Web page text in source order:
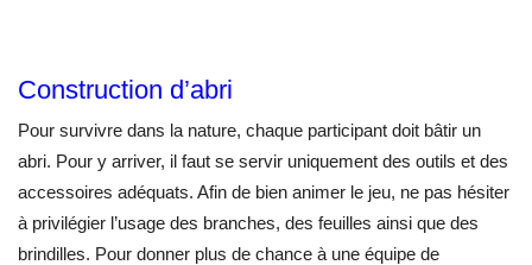
Construction d’abri
Pour survivre dans la nature, chaque participant doit bâtir un
abri. Pour y arriver, il faut se servir uniquement des outils et des
accessoires adéquats. Afin de bien animer le jeu, ne pas hésiter
à privilégier l’usage des branches, des feuilles ainsi que des
brindilles. Pour donner plus de chance à une équipe de